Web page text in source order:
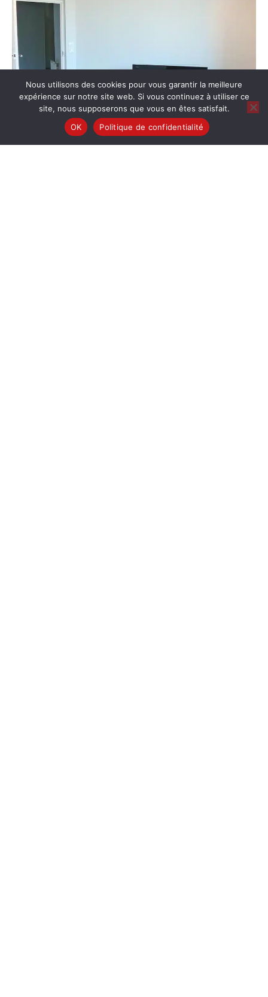
Nous utilisons des cookies pour vous garantir la meilleure
expérience sur notre site web. Si vous continuez à utiliser ce
site, nous supposerons que vous en êtes satisfait.
OK
Politique de confidentialité